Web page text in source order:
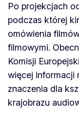
Po projekcjach
podczas której
omówienia
filmowymi.
Komisji
więcej informacji
znaczenia dla
krajobrazu